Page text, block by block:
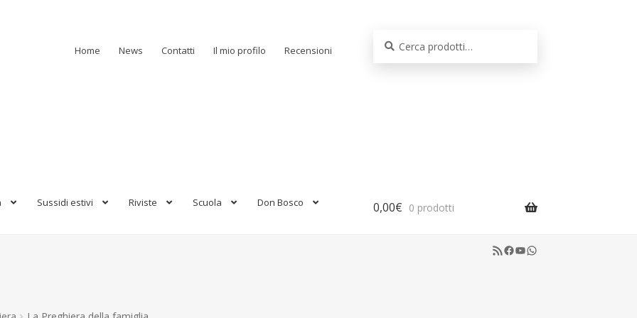
Home News Contatti Il mio profilo Recensioni
Sussidi estivi Riviste Scuola Don Bosco 0,00€ 0 prodotti
RSS Feed
Facebook
YouTube
WhatsApp